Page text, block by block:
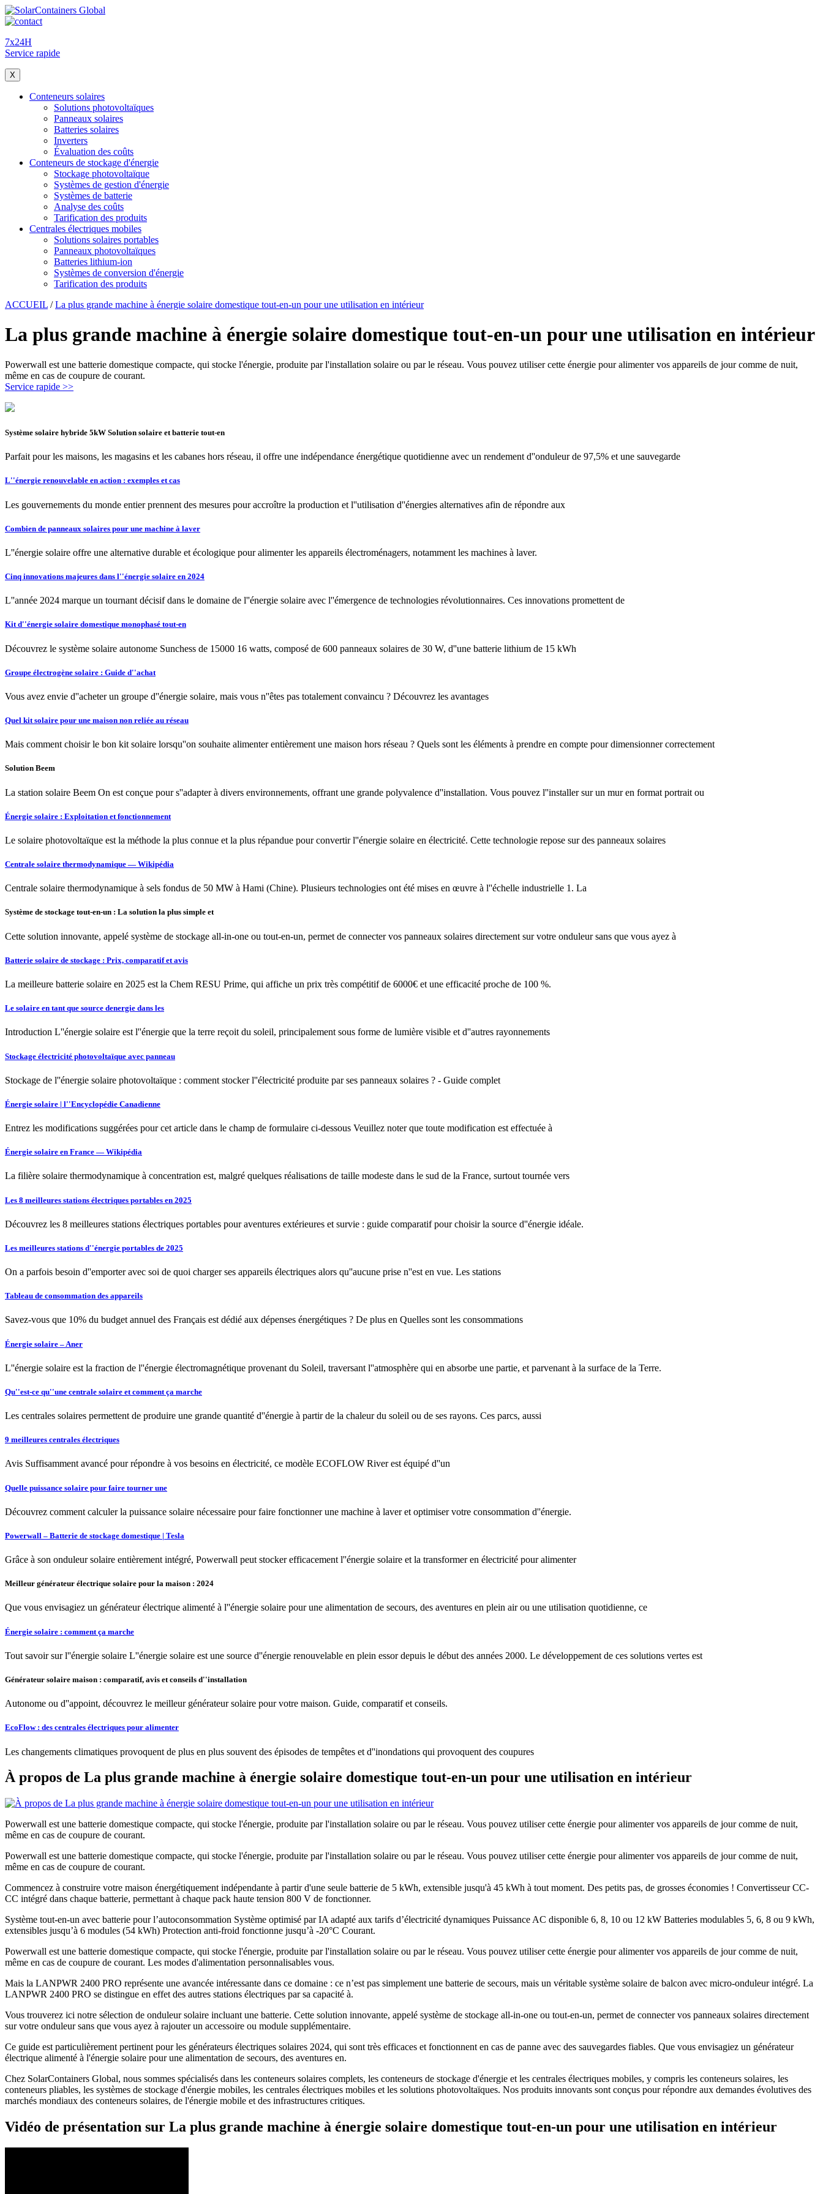
7x24H
Service rapide
X
Conteneurs solaires
Solutions photovoltaïques
Panneaux solaires
Batteries solaires
Inverters
Évaluation des coûts
Conteneurs de stockage d'énergie
Stockage photovoltaïque
Systèmes de gestion d'énergie
Systèmes de batterie
Analyse des coûts
Tarification des produits
Centrales électriques mobiles
Solutions solaires portables
Panneaux photovoltaïques
Batteries lithium-ion
Systèmes de conversion d'énergie
Tarification des produits
ACCUEIL /La plus grande machine à énergie solaire domestique tout-en-un pour une utilisation en intérieur
La plus grande machine à énergie solaire domestique tout-en-un pour une utilisation en intérieur
Powerwall est une batterie domestique compacte, qui stocke l'énergie, produite par l'installation solaire ou par le réseau. Vous pouvez utiliser cette énergie pour alimenter vos appareils de jour comme de nuit,
même en cas de coupure de courant.
Service rapide >>
Système solaire hybride 5kW Solution solaire et batterie tout-en
Parfait pour les maisons, les magasins et les cabanes hors réseau, il offre une indépendance énergétique quotidienne avec un rendement d''onduleur de 97,5% et une sauvegarde
L''énergie renouvelable en action : exemples et cas
Les gouvernements du monde entier prennent des mesures pour accroître la production et l''utilisation d''énergies alternatives afin de répondre aux
Combien de panneaux solaires pour une machine à laver
L''énergie solaire offre une alternative durable et écologique pour alimenter les appareils électroménagers, notamment les machines à laver.
Cinq innovations majeures dans l''énergie solaire en 2024
L''année 2024 marque un tournant décisif dans le domaine de l''énergie solaire avec l''émergence de technologies révolutionnaires. Ces innovations promettent de
Kit d''énergie solaire domestique monophasé tout-en
Découvrez le système solaire autonome Sunchess de 15000 16 watts, composé de 600 panneaux solaires de 30 W, d''une batterie lithium de 15 kWh
Groupe électrogène solaire : Guide d''achat
Vous avez envie d''acheter un groupe d''énergie solaire, mais vous n''êtes pas totalement convaincu ? Découvrez les avantages
Quel kit solaire pour une maison non reliée au réseau
Mais comment choisir le bon kit solaire lorsqu''on souhaite alimenter entièrement une maison hors réseau ? Quels sont les éléments à prendre en compte pour dimensionner correctement
Solution Beem
La station solaire Beem On est conçue pour s''adapter à divers environnements, offrant une grande polyvalence d''installation. Vous pouvez l''installer sur un mur en format portrait ou
Énergie solaire : Exploitation et fonctionnement
Le solaire photovoltaïque est la méthode la plus connue et la plus répandue pour convertir l''énergie solaire en électricité. Cette technologie repose sur des panneaux solaires
Centrale solaire thermodynamique — Wikipédia
Centrale solaire thermodynamique à sels fondus de 50 MW à Hami (Chine). Plusieurs technologies ont été mises en œuvre à l''échelle industrielle 1. La
Système de stockage tout-en-un : La solution la plus simple et
Cette solution innovante, appelé système de stockage all-in-one ou tout-en-un, permet de connecter vos panneaux solaires directement sur votre onduleur sans que vous ayez à
Batterie solaire de stockage : Prix, comparatif et avis
La meilleure batterie solaire en 2025 est la Chem RESU Prime, qui affiche un prix très compétitif de 6000€ et une efficacité proche de 100 %.
Le solaire en tant que source denergie dans les
Introduction L''énergie solaire est l''énergie que la terre reçoit du soleil, principalement sous forme de lumière visible et d''autres rayonnements
Stockage électricité photovoltaïque avec panneau
Stockage de l''énergie solaire photovoltaïque : comment stocker l''électricité produite par ses panneaux solaires ? - Guide complet
Énergie solaire | l''Encyclopédie Canadienne
Entrez les modifications suggérées pour cet article dans le champ de formulaire ci-dessous Veuillez noter que toute modification est effectuée à
Énergie solaire en France — Wikipédia
La filière solaire thermodynamique à concentration est, malgré quelques réalisations de taille modeste dans le sud de la France, surtout tournée vers
Les 8 meilleures stations électriques portables en 2025
Découvrez les 8 meilleures stations électriques portables pour aventures extérieures et survie : guide comparatif pour choisir la source d''énergie idéale.
Les meilleures stations d''énergie portables de 2025
On a parfois besoin d''emporter avec soi de quoi charger ses appareils électriques alors qu''aucune prise n''est en vue. Les stations
Tableau de consommation des appareils
Savez-vous que 10% du budget annuel des Français est dédié aux dépenses énergétiques ? De plus en Quelles sont les consommations
Énergie solaire – Aner
L''énergie solaire est la fraction de l''énergie électromagnétique provenant du Soleil, traversant l''atmosphère qui en absorbe une partie, et parvenant à la surface de la Terre.
Qu''est-ce qu''une centrale solaire et comment ça marche
Les centrales solaires permettent de produire une grande quantité d''énergie à partir de la chaleur du soleil ou de ses rayons. Ces parcs, aussi
9 meilleures centrales électriques
Avis Suffisamment avancé pour répondre à vos besoins en électricité, ce modèle ECOFLOW River est équipé d''un
Quelle puissance solaire pour faire tourner une
Découvrez comment calculer la puissance solaire nécessaire pour faire fonctionner une machine à laver et optimiser votre consommation d''énergie.
Powerwall – Batterie de stockage domestique | Tesla
Grâce à son onduleur solaire entièrement intégré, Powerwall peut stocker efficacement l''énergie solaire et la transformer en électricité pour alimenter
Meilleur générateur électrique solaire pour la maison : 2024
Que vous envisagiez un générateur électrique alimenté à l''énergie solaire pour une alimentation de secours, des aventures en plein air ou une utilisation quotidienne, ce
Énergie solaire : comment ça marche
Tout savoir sur l''énergie solaire L''énergie solaire est une source d''énergie renouvelable en plein essor depuis le début des années 2000. Le développement de ces solutions vertes est
Générateur solaire maison : comparatif, avis et conseils d''installation
Autonome ou d''appoint, découvrez le meilleur générateur solaire pour votre maison. Guide, comparatif et conseils.
EcoFlow : des centrales électriques pour alimenter
Les changements climatiques provoquent de plus en plus souvent des épisodes de tempêtes et d''inondations qui provoquent des coupures
À propos de La plus grande machine à énergie solaire domestique tout-en-un pour une utilisation en intérieur
Powerwall est une batterie domestique compacte, qui stocke l'énergie, produite par l'installation solaire ou par le réseau. Vous pouvez utiliser cette énergie pour alimenter vos appareils de jour comme de nuit,
même en cas de coupure de courant.
Powerwall est une batterie domestique compacte, qui stocke l'énergie, produite par l'installation solaire ou par le réseau. Vous pouvez utiliser cette énergie pour alimenter vos appareils de jour comme de nuit,
même en cas de coupure de courant.
Commencez à construire votre maison énergétiquement indépendante à partir d'une seule batterie de 5 kWh, extensible jusqu'à 45 kWh à tout moment. Des petits pas, de grosses économies ! Convertisseur CC-
CC intégré dans chaque batterie, permettant à chaque pack haute tension 800 V de fonctionner.
Système tout-en-un avec batterie pour l’autoconsommation Système optimisé par IA adapté aux tarifs d’électricité dynamiques Puissance AC disponible 6, 8, 10 ou 12 kW Batteries modulables 5, 6, 8 ou 9 kWh,
extensibles jusqu’à 6 modules (54 kWh) Protection anti-froid fonctionne jusqu’à -20°C Courant.
Powerwall est une batterie domestique compacte, qui stocke l'énergie, produite par l'installation solaire ou par le réseau. Vous pouvez utiliser cette énergie pour alimenter vos appareils de jour comme de nuit,
même en cas de coupure de courant. Les modes d'alimentation personnalisables vous.
Mais la LANPWR 2400 PRO représente une avancée intéressante dans ce domaine : ce n’est pas simplement une batterie de secours, mais un véritable système solaire de balcon avec micro-onduleur intégré. La
LANPWR 2400 PRO se distingue en effet des autres stations électriques par sa capacité à.
Vous trouverez ici notre sélection de onduleur solaire incluant une batterie. Cette solution innovante, appelé système de stockage all-in-one ou tout-en-un, permet de connecter vos panneaux solaires directement
sur votre onduleur sans que vous ayez à rajouter un accessoire ou module supplémentaire.
Ce guide est particulièrement pertinent pour les générateurs électriques solaires 2024, qui sont très efficaces et fonctionnent en cas de panne avec des sauvegardes fiables. Que vous envisagiez un générateur
électrique alimenté à l'énergie solaire pour une alimentation de secours, des aventures en.
Chez SolarContainers Global, nous sommes spécialisés dans les conteneurs solaires complets, les conteneurs de stockage d'énergie et les centrales électriques mobiles, y compris les conteneurs solaires, les
conteneurs pliables, les systèmes de stockage d'énergie mobiles, les centrales électriques mobiles et les solutions photovoltaïques. Nos produits innovants sont conçus pour répondre aux demandes évolutives des
marchés mondiaux des conteneurs solaires, de l'énergie mobile et des infrastructures critiques.
Vidéo de présentation sur La plus grande machine à énergie solaire domestique tout-en-un pour une utilisation en intérieur